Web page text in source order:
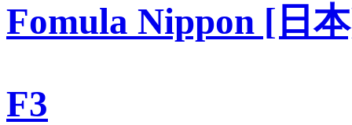
Fomula Nippon [日
F3